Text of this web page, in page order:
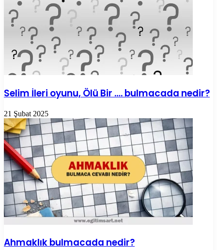
Selim İleri oyunu, Ölü Bir …. bulmacada nedir?
21 Şubat 2025
Ahmaklık bulmacada nedir?